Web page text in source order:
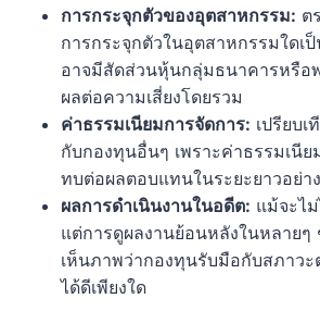
การกระจุกตัวของอุตสาหกรรม: ต
การกระจุกตัวในอุตสาหกรรมใดเ
อาจมีสัดส่วนหุ้นกลุ่มธนาคารหรือ
ผลต่อความเสี่ยงโดยรวม
ค่าธรรมเนียมการจัดการ: เปรียบ
กับกองทุนอื่นๆ เพราะค่าธรรมเนีย
ทบต่อผลตอบแทนในระยะยาวอย่
ผลการดำเนินงานในอดีต: แม้จะไ
แต่การดูผลงานย้อนหลังในหลายๆ
เห็นภาพว่ากองทุนรับมือกับสภาว
ได้ดีเพียงใด